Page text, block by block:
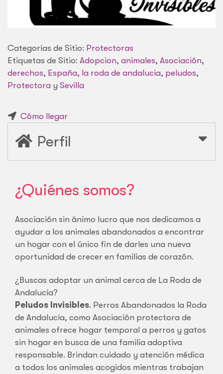
Categorías de Sitio: Protectoras
Etiquetas de Sitio: Adopcion, animales, Asociación,
derechos, España, la roda de andalucia, peludos,
Protectora y Sevilla
Cómo llegar
Perfil
¿Quiénes somos?
Asociación sin ánimo lucro que nos dedicamos a
ayudar a los animales abandonados a encontrar
un hogar con el único fin de darles una nueva
oportunidad de crecer en familias de corazón.
¿Buscas adoptar un animal cerca de La Roda de
Andalucía?
Peludos Invisibles. Perros Abandonados la Roda
de Andalucía, como Asociación protectora de
animales ofrece hogar temporal a perros y gatos
sin hogar en busca de una familia adoptiva
responsable. Brindan cuidado y atención médica
a todos los animales acogidos mientras trabajan